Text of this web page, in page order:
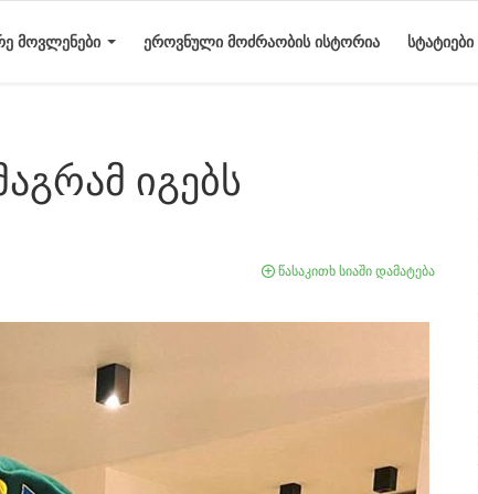
ᲛᲝᲕᲚᲔᲜᲔᲑᲘ ᲔᲠᲝᲕᲜᲣᲚᲘ ᲛᲝᲫᲠᲐᲝᲑᲘᲡ ᲘᲡᲢᲝᲠᲘᲐ ᲡᲢᲐᲢᲘᲔᲑᲘ
იგებს
წასაკითხ სიაში დამატება